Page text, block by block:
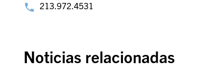
213.972.4531
Noticias relacionadas